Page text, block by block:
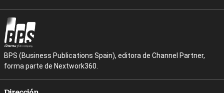
BPS (Business Publications Spain), editora de Channel Partner,
forma parte de Nextwork360.